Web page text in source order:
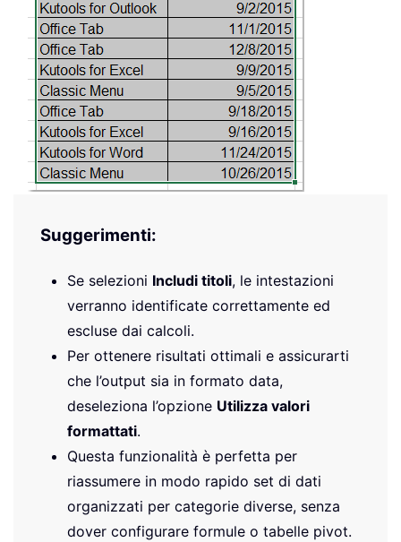
Suggerimenti:
Se selezioni Includi titoli, le intestazioni
verranno identificate correttamente ed
escluse dai calcoli.
Per ottenere risultati ottimali e assicurarti
che l’output sia in formato data,
deseleziona l’opzione Utilizza valori
formattati.
Questa funzionalità è perfetta per
riassumere in modo rapido set di dati
organizzati per categorie diverse, senza
dover configurare formule o tabelle pivot.